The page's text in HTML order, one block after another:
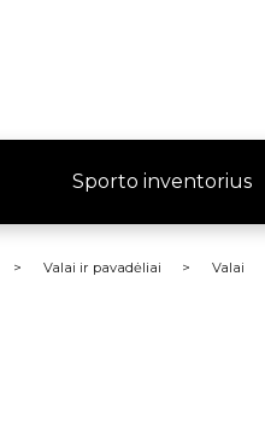
Sporto inventorius
Valai ir pavadėliai Valai